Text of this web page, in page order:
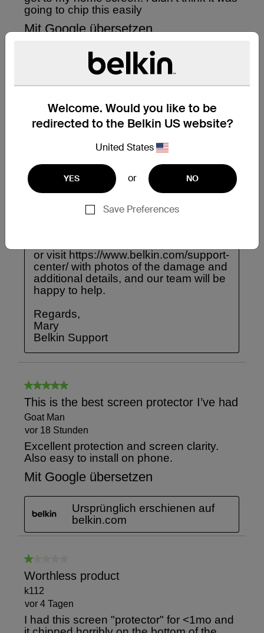
Welcome. Would you like to be
redirected to the Belkin US website?
United States
YES or NO
Save Preferences